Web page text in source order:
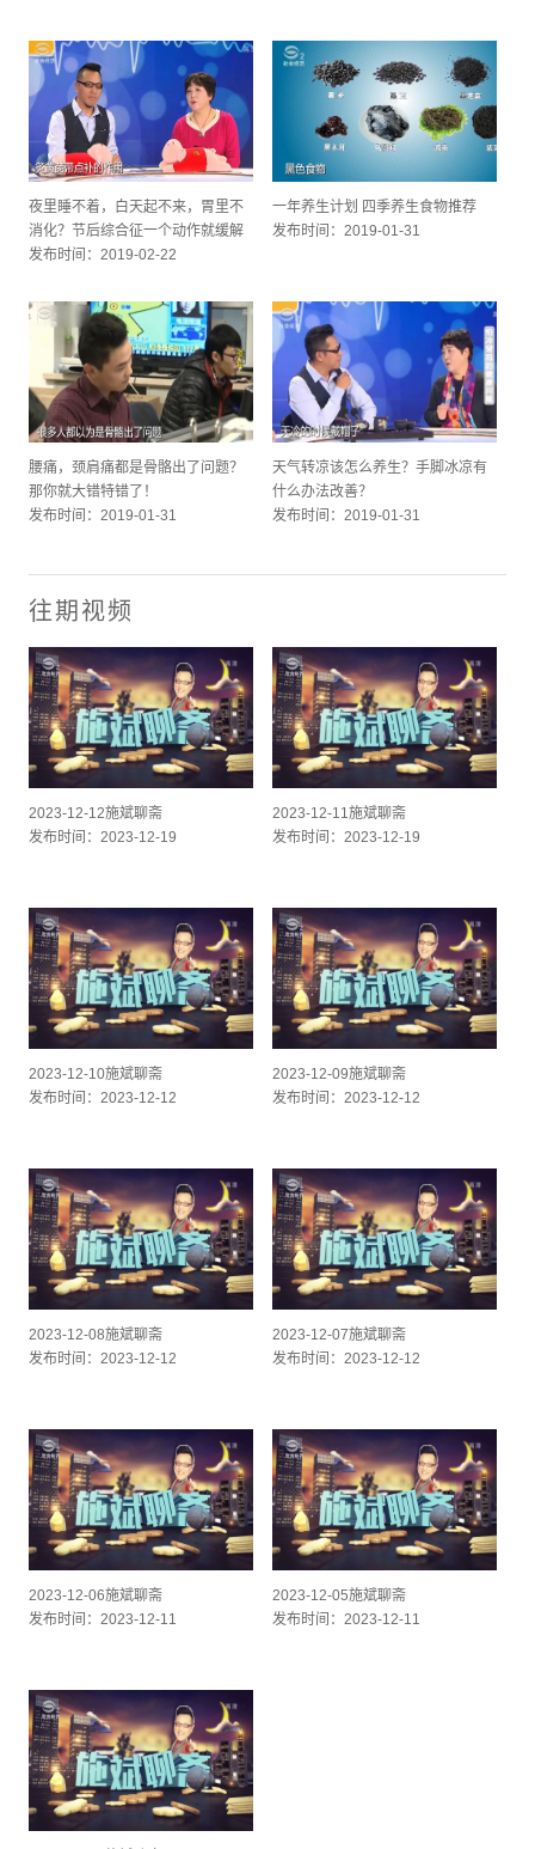
夜里睡不着，白天起不来，胃里不
消化？节后综合征一个动作就缓解
发布时间：2019-02-22
一年养生计划 四季养生食物推荐
发布时间：2019-01-31
腰痛，颈肩痛都是骨骼出了问题？
那你就大错特错了！
发布时间：2019-01-31
天气转凉该怎么养生？手脚冰凉有
什么办法改善？
发布时间：2019-01-31
往期视频
2023-12-12施斌聊斋
发布时间：2023-12-19
2023-12-11施斌聊斋
发布时间：2023-12-19
2023-12-10施斌聊斋
发布时间：2023-12-12
2023-12-09施斌聊斋
发布时间：2023-12-12
2023-12-08施斌聊斋
发布时间：2023-12-12
2023-12-07施斌聊斋
发布时间：2023-12-12
2023-12-06施斌聊斋
发布时间：2023-12-11
2023-12-05施斌聊斋
发布时间：2023-12-11